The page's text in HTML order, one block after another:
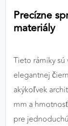
Precízne
materiály
Tieto rámiky
elegantnej
akýkoľvek
mm a
pre